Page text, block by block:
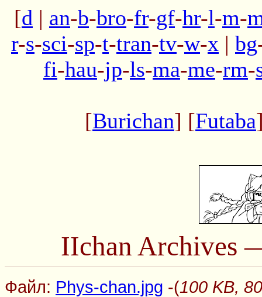
[d | an-b-bro-fr-gf-hr-l-m-
r-s-sci-sp-t-tran-tv-w-x | bg
fi-hau-jp-ls-ma-me-rm-
[Burichan] [Futaba
IIchan Archives
Файл: Phys-chan.jpg -(100 KB,